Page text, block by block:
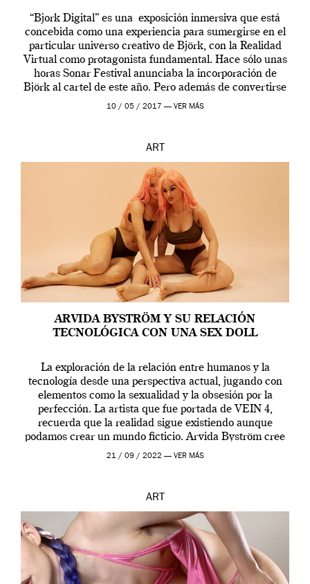
“Bjork Digital” es una exposición inmersiva que está
concebida como una experiencia para sumergirse en el
particular universo creativo de Björk, con la Realidad
Virtual como protagonista fundamental. Hace sólo unas
horas Sonar Festival anunciaba la incorporación de
Björk al cartel de este año. Pero además de convertirse
en una de las actuaciones más relevantes […]
10 / 05 / 2017 — VER MÁS
ART
ARVIDA BYSTRÖM Y SU RELACIÓN
TECNOLÓGICA CON UNA SEX DOLL
La exploración de la relación entre humanos y la
tecnología desde una perspectiva actual, jugando con
elementos como la sexualidad y la obsesión por la
perfección. La artista que fue portada de VEIN 4,
recuerda que la realidad sigue existiendo aunque
podamos crear un mundo ficticio. Arvida Byström cree
que los humanos tienen un complejo […]
21 / 09 / 2022 — VER MÁS
ART